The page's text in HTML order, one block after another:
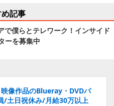
記事
で僕らとテレワーク！インサイド
ーを募集中
映像作品のBlueray・DVDパ
/土日祝休み/月給30万以上